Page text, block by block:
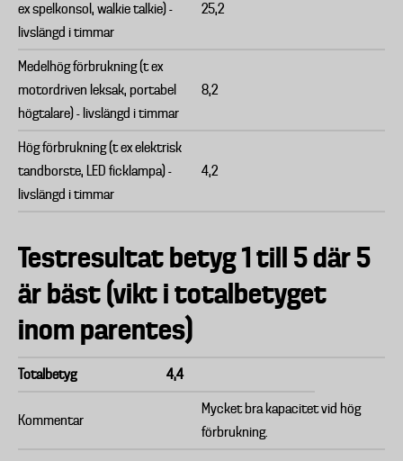
ex spelkonsol, walkie talkie) -
livslängd i timmar
25,2
Medelhög förbrukning (t ex
motordriven leksak, portabel
högtalare) - livslängd i timmar
8,2
Hög förbrukning (t ex elektrisk
tandborste, LED ficklampa) -
livslängd i timmar
4,2
Testresultat betyg 1 till 5 där 5
är bäst (vikt i totalbetyget
inom parentes)
Totalbetyg 4,4
Kommentar
Mycket bra kapacitet vid hög
förbrukning.